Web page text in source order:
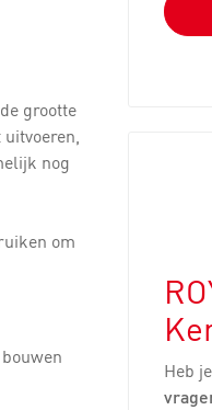
grootte
nog
om
Heb